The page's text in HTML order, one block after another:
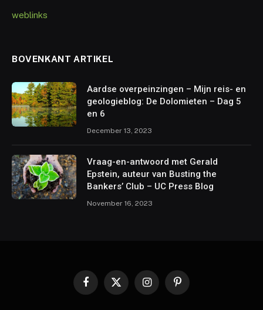
weblinks
BOVENKANT ARTIKEL
Aardse overpeinzingen – Mijn reis- en
geologieblog: De Dolomieten – Dag 5
en 6
December 13, 2023
Vraag-en-antwoord met Gerald
Epstein, auteur van Busting the
Bankers’ Club – UC Press Blog
November 16, 2023
Facebook
X
InstagramPinterest